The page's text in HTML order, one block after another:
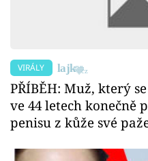
VIRÁLY
PŘÍBĚH: Muž, který
ve 44 letech konečně
penisu z kůže své